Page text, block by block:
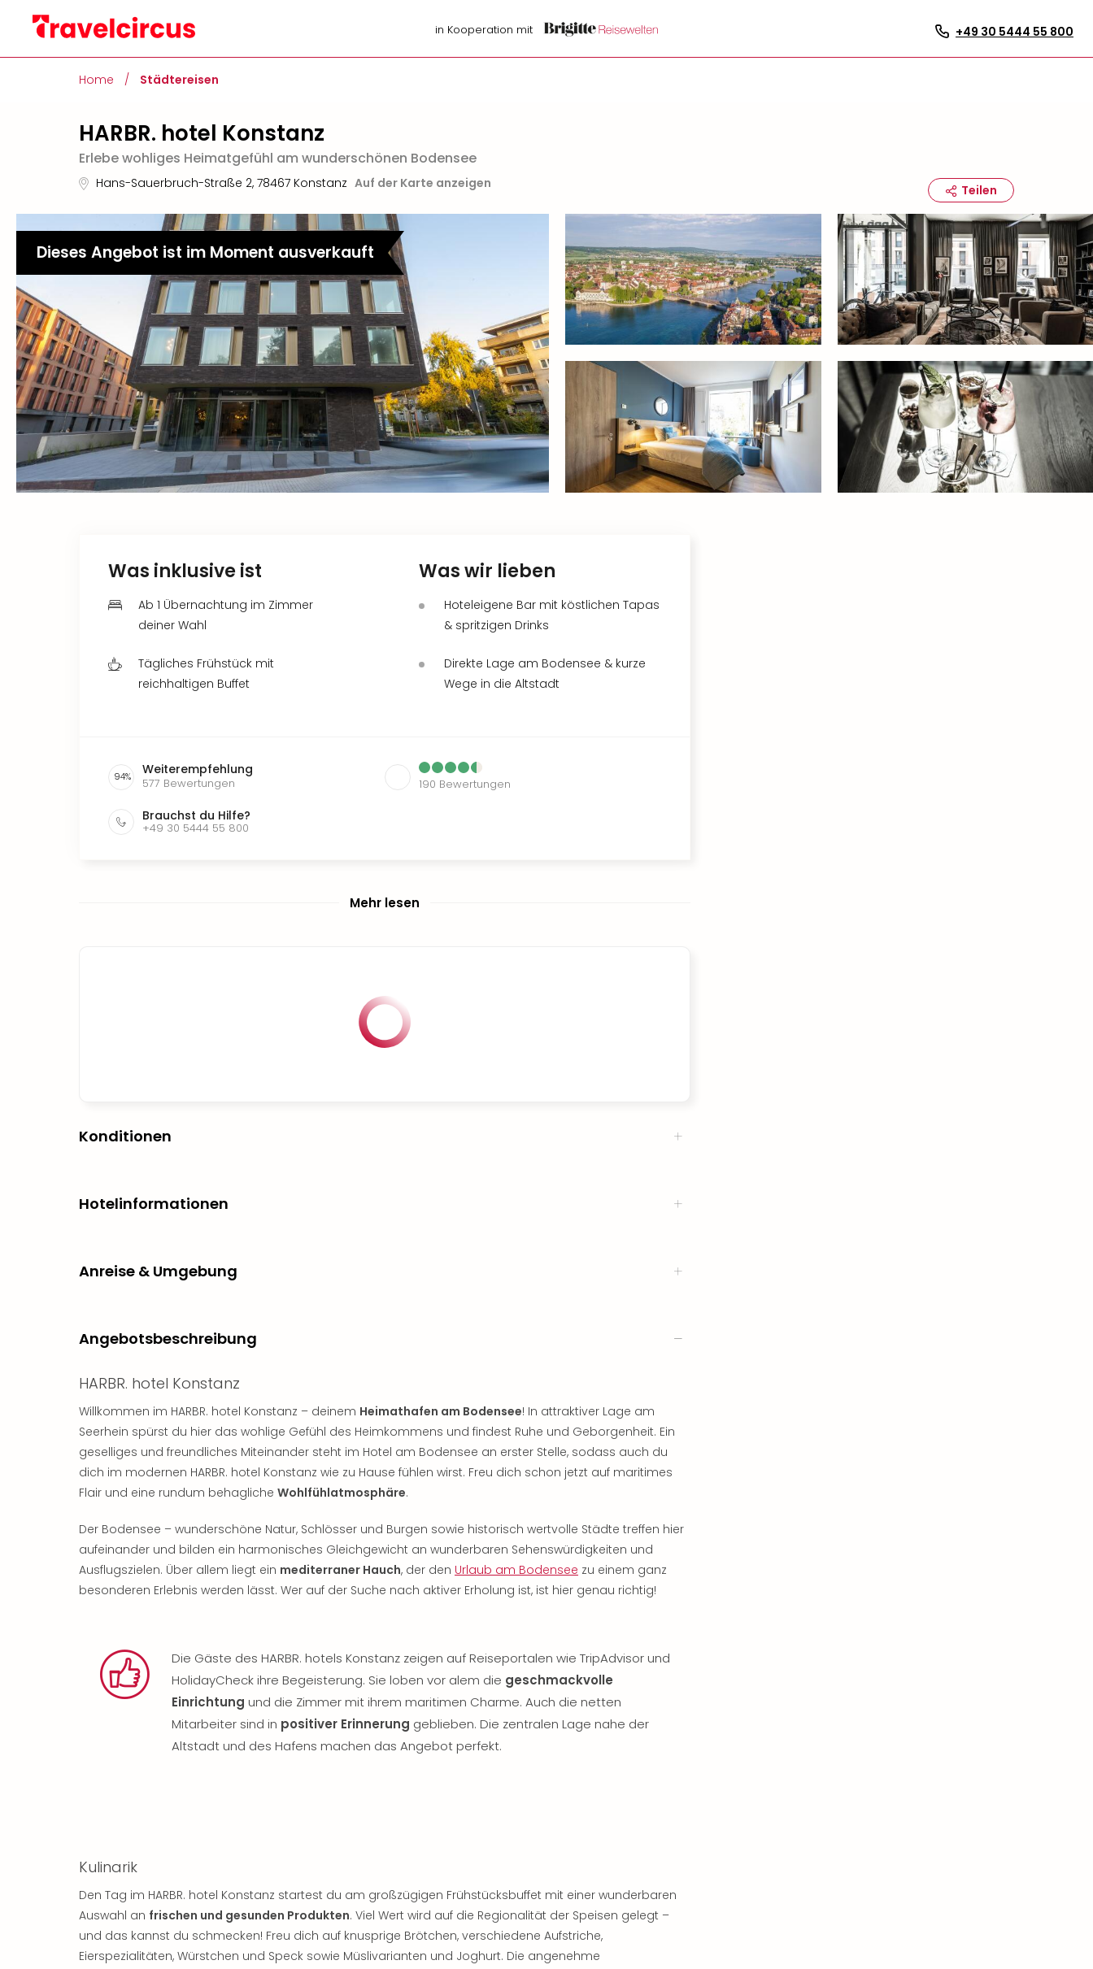
in Kooperation mit +49 30 5444 55 800
Home / Städtereisen
HARBR. hotel Konstanz
Erlebe wohliges Heimatgefühl am wunderschönen Bodensee
Hans-Sauerbruch-Straße 2, 78467 Konstanz Auf der Karte anzeigen Teilen
Dieses Angebot ist im Moment ausverkauft
Was inklusive ist
Ab 1 Übernachtung im Zimmer
deiner Wahl
Tägliches Frühstück mit
reichhaltigen Buffet
Was wir lieben
Hoteleigene Bar mit köstlichen Tapas
& spritzigen Drinks
Direkte Lage am Bodensee & kurze
Wege in die Altstadt
94% Weiterempfehlung
577 Bewertungen 190 Bewertungen
Brauchst du Hilfe?
+49 30 5444 55 800
Mehr lesen
Konditionen
Hotelinformationen
Anreise & Umgebung
Angebotsbeschreibung
HARBR. hotel Konstanz
Willkommen im HARBR. hotel Konstanz – deinem Heimathafen am Bodensee! In attraktiver Lage am
Seerhein spürst du hier das wohlige Gefühl des Heimkommens und findest Ruhe und Geborgenheit. Ein
geselliges und freundliches Miteinander steht im Hotel am Bodensee an erster Stelle, sodass auch du
dich im modernen HARBR. hotel Konstanz wie zu Hause fühlen wirst. Freu dich schon jetzt auf maritimes
Flair und eine rundum behagliche Wohlfühlatmosphäre.
Der Bodensee – wunderschöne Natur, Schlösser und Burgen sowie historisch wertvolle Städte treffen hier
aufeinander und bilden ein harmonisches Gleichgewicht an wunderbaren Sehenswürdigkeiten und
Ausflugszielen. Über allem liegt ein mediterraner Hauch, der den Urlaub am Bodensee zu einem ganz
besonderen Erlebnis werden lässt. Wer auf der Suche nach aktiver Erholung ist, ist hier genau richtig!
Die Gäste des HARBR. hotels Konstanz zeigen auf Reiseportalen wie TripAdvisor und
HolidayCheck ihre Begeisterung. Sie loben vor alem die geschmackvolle
Einrichtung und die Zimmer mit ihrem maritimen Charme. Auch die netten
Mitarbeiter sind in positiver Erinnerung geblieben. Die zentralen Lage nahe der
Altstadt und des Hafens machen das Angebot perfekt.
Kulinarik
Den Tag im HARBR. hotel Konstanz startest du am großzügigen Frühstücksbuffet mit einer wunderbaren
Auswahl an frischen und gesunden Produkten. Viel Wert wird auf die Regionalität der Speisen gelegt –
und das kannst du schmecken! Freu dich auf knusprige Brötchen, verschiedene Aufstriche,
Eierspezialitäten, Würstchen und Speck sowie Müslivarianten und Joghurt. Die angenehme